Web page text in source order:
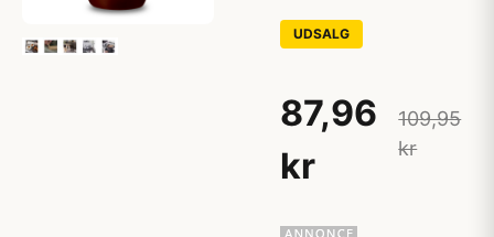
UDSALG
87,96
kr
109,95
kr